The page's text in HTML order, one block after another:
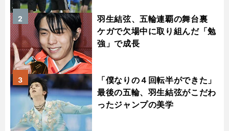
羽生結弦、五輪連覇の舞台裏
ケガで欠場中に取り組んだ「勉
強」で成長
2
「僕なりの４回転半ができた」
最後の五輪、羽生結弦がこだわ
ったジャンプの美学
3